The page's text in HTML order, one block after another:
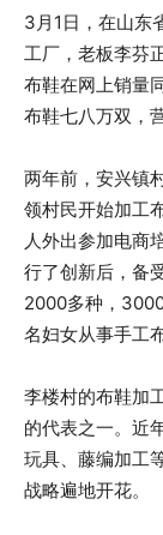
3月1日，在山东
工厂，老板李芬
布鞋在网上销量
布鞋七八万双，
两年前，安兴镇
领村民开始加工
人外出参加电商
行了创新后，备
2000多种，
名妇女从事手工
李楼村的布鞋加
的代表之一。近
玩具、藤编加工
战略遍地开花。